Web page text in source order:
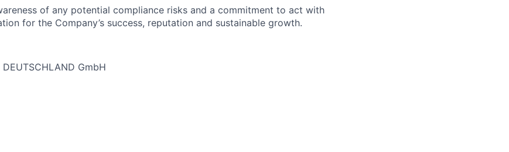
of any potential compliance risks and a commitment to act with
for the Company’s success, reputation and sustainable growth.
DEUTSCHLAND GmbH